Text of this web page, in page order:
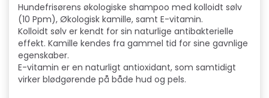
Hundefrisørens økologiske shampoo med kolloidt sølv
(10 Ppm), Økologisk kamille, samt E-vitamin.
Kolloidt sølv er kendt for sin naturlige antibakterielle
effekt. Kamille kendes fra gammel tid for sine gavnlige
egenskaber.
E-vitamin er en naturligt antioxidant, som samtidigt
virker blødgørende på både hud og pels.